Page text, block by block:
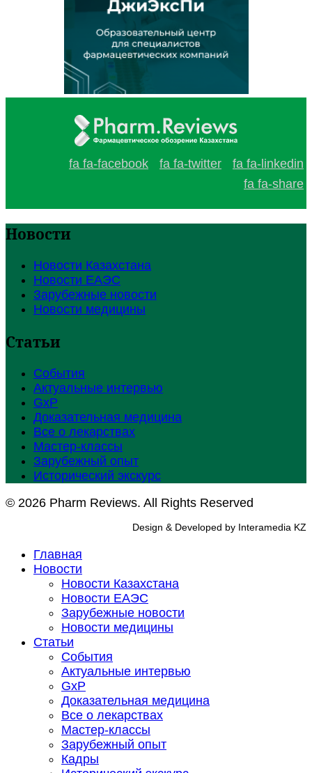
fa fa-facebook fa fa-twitter
fa fa-linkedin
fa fa-share
Новости
Новости Казахстана
Новости ЕАЭС
Зарубежные новости
Новости медицины
Статьи
События
Актуальные интервью
GxP
Доказательная медицина
Все о лекарствах
Мастер-классы
Зарубежный опыт
Исторический экскурс
© 2026 Pharm Reviews. All Rights Reserved
Design & Developed by Interamedia KZ
Главная
Новости
Новости Казахстана
Новости ЕАЭС
Зарубежные новости
Новости медицины
Статьи
События
Актуальные интервью
GxP
Доказательная медицина
Все о лекарствах
Мастер-классы
Зарубежный опыт
Кадры